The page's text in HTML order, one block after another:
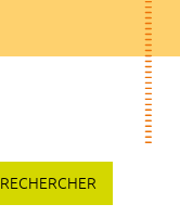
RECHERCHER